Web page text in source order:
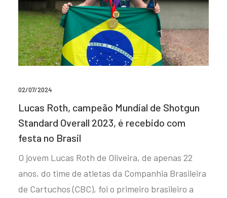
02/07/2024
Lucas Roth, campeão Mundial de Shotgun
Standard Overall 2023, é recebido com
festa no Brasil
O jovem Lucas Roth de Oliveira, de apenas 22
anos, do time de atletas da Companhia Brasileira
de Cartuchos (CBC), foi o primeiro brasileiro a